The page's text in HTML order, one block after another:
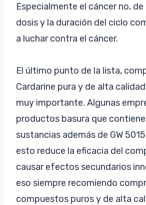
Especialmente el cáncer no, de
dosis y la duración del ciclo
a luchar contra el cáncer.
El último punto de la lista,
Cardarine pura y de alta
muy importante. Algunas
productos basura que
sustancias además de GW
esto reduce la eficacia del
causar efectos secundarios
eso siempre recomiendo
compuestos puros y de alta